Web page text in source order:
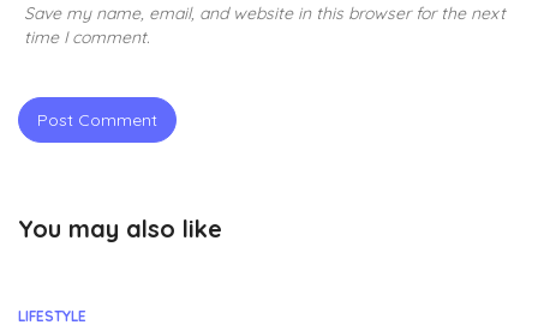
Save my name, email, and website in this browser for the next
time I comment.
You may also like
LIFESTYLE